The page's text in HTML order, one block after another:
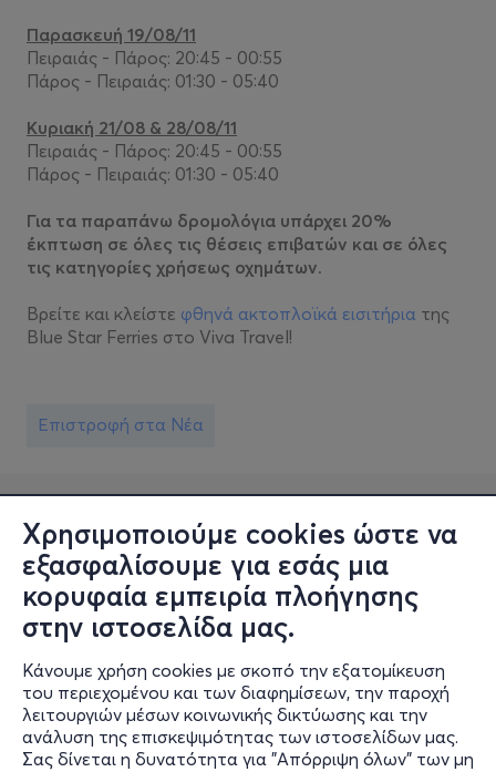
Χρησιμοποιούμε cookies ώστε να
εξασφαλίσουμε για εσάς μια
κορυφαία εμπειρία πλοήγησης
στην ιστοσελίδα μας.
Κάνουμε χρήση cookies με σκοπό την εξατομίκευση
του περιεχομένου και των διαφημίσεων, την παροχή
λειτουργιών μέσων κοινωνικής δικτύωσης και την
ανάλυση της επισκεψιμότητας των ιστοσελίδων μας.
Σας δίνεται η δυνατότητα για "Απόρριψη όλων" των μη
Παρασκευή 19/08/11
Πειραιάς - Πάρος: 20:45 - 00:55
Πάρος - Πειραιάς: 01:30 - 05:40
Κυριακή 21/08 & 28/08/11
Πειραιάς - Πάρος: 20:45 - 00:55
Πάρος - Πειραιάς: 01:30 - 05:40
Για τα παραπάνω δρομολόγια υπάρχει 20%
έκπτωση σε όλες τις θέσεις επιβατών και σε όλες
τις κατηγορίες χρήσεως οχημάτων.
Βρείτε και κλείστε φθηνά ακτοπλοϊκά εισιτήρια της
Blue Star Ferries στο Viva Travel!
Επιστροφή στα Νέα
Πληροφορίες
Υποστήριξη